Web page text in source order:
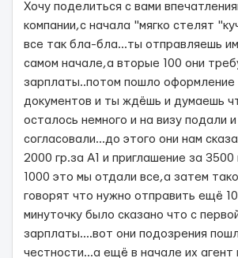
Хочу поделиться с вами
компании,с начала "мягко стелят
все так бла-бла...ты отправляешь
самом начале,а вторые 100 они
зарплаты..потом пошло оформление
документов и ты ждёшь и думаешь
осталось немного и на визу подали и
согласовали...до этого они нам
2000 гр.за А1 и приглашение за 3500
1000 это мы отдали все,а затем
говорят что нужно отправить ещё
минуточку было сказано что с
зарплаты....вот они подозрения
честности...а ещё в начале их агент